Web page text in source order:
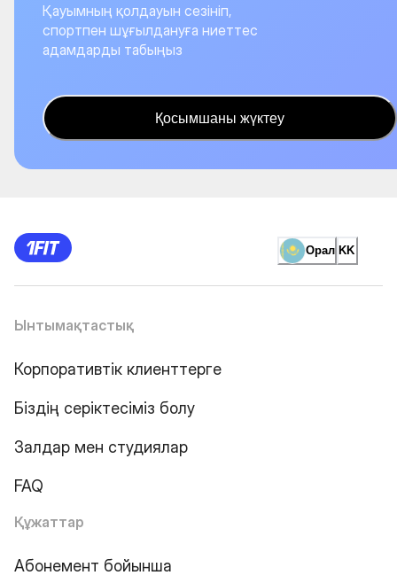
Қауымның қолдауын сезініп,
спортпен шұғылдануға ниеттес
адамдарды табыңыз
Қосымшаны жүктеу
Орал KK
Ынтымақтастық
Корпоративтік клиенттерге
Біздің серіктесіміз болу
Залдар мен студиялар
FAQ
Құжаттар
Абонемент бойынша